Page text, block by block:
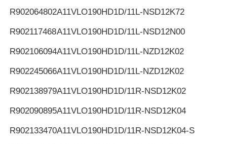
R902064802A11VLO190HD1D/11L-NSD12K72
R902117468A11VLO190HD1D/11L-NSD12N00
R902106094A11VLO190HD1D/11L-NZD12K02
R902245066A11VLO190HD1D/11L-NZD12K02
R902138979A11VLO190HD1D/11R-NSD12K02
R902090895A11VLO190HD1D/11R-NSD12K04
R902133470A11VLO190HD1D/11R-NSD12K04-S